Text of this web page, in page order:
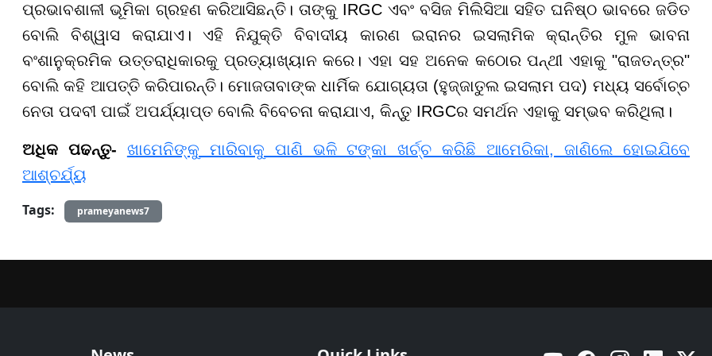
ପ୍ରଭାବଶାଳୀ ଭୂମିକା ଗ୍ରହଣ କରିଆସିଛନ୍ତି। ତାଙ୍କୁ IRGC ଏବଂ ବସିଜ ମିଲିସିଆ ସହିତ ଘନିଷ୍ଠ ଭାବରେ ଜଡିତ
ବୋଲି ବିଶ୍ୱାସ କରାଯାଏ। ଏହି ନିଯୁକ୍ତି ବିବାଦୀୟ କାରଣ ଇରାନର ଇସଲାମିକ କ୍ରାନ୍ତିର ମୁଳ ଭାବନା
ବଂଶାନୁକ୍ରମିକ ଉତ୍ତରାଧିକାରକୁ ପ୍ରତ୍ୟାଖ୍ୟାନ କରେ। ଏହା ସହ ଅନେକ କଠୋର ପନ୍ଥୀ ଏହାକୁ "ରାଜତନ୍ତ୍ର"
ବୋଲି କହି ଆପତ୍ତି କରିପାରନ୍ତି। ମୋଜତାବାଙ୍କ ଧାର୍ମିକ ଯୋଗ୍ୟତା (ହୁଜ୍ଜାତୁଲ ଇସଲାମ ପଦ) ମଧ୍ୟ ସର୍ବୋଚ୍ଚ
ନେତା ପଦବୀ ପାଇଁ ଅପର୍ଯ୍ୟାପ୍ତ ବୋଲି ବିବେଚନା କରାଯାଏ, କିନ୍ତୁ IRGCର ସମର୍ଥନ ଏହାକୁ ସମ୍ଭବ କରିଥିଲା।
ଅଧିକ ପଢନ୍ତୁ-
ଖାମେନିଙ୍କୁ ମାରିବାକୁ ପାଣି ଭଳି ଟଙ୍କା ଖର୍ଚ୍ଚ କରିଛି ଆମେରିକା, ଜାଣିଲେ ହୋଇଯିବେ
ଆଶ୍ଚର୍ଯ୍ୟ
Tags:
prameyanews7
YouTube Facebook Instagram